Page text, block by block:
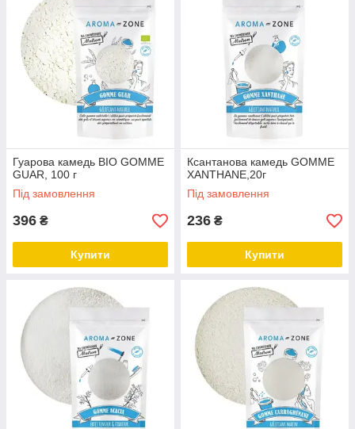
Гуарова камедь BIO GOMME
GUAR, 100 г
Під замовлення
396 ₴
Купити
Ксантанова камедь GOMME
XANTHANE,20г
Під замовлення
236 ₴
Купити